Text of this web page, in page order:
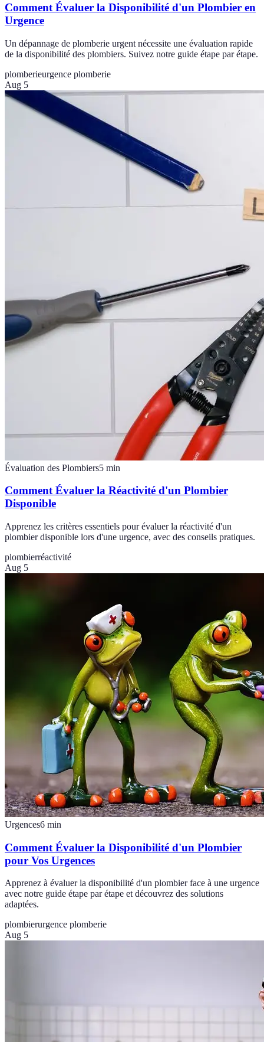
Comment Évaluer la Disponibilité d'un Plombier en
Urgence
Un dépannage de plomberie urgent nécessite une évaluation rapide
de la disponibilité des plombiers. Suivez notre guide étape par étape.
plomberieurgence plomberie
Aug 5
Évaluation des Plombiers5 min
Comment Évaluer la Réactivité d'un Plombier
Disponible
Apprenez les critères essentiels pour évaluer la réactivité d'un
plombier disponible lors d'une urgence, avec des conseils pratiques.
plombierréactivité
Aug 5
Urgences6 min
Comment Évaluer la Disponibilité d'un Plombier
pour Vos Urgences
Apprenez à évaluer la disponibilité d'un plombier face à une urgence
avec notre guide étape par étape et découvrez des solutions
adaptées.
plombierurgence plomberie
Aug 5